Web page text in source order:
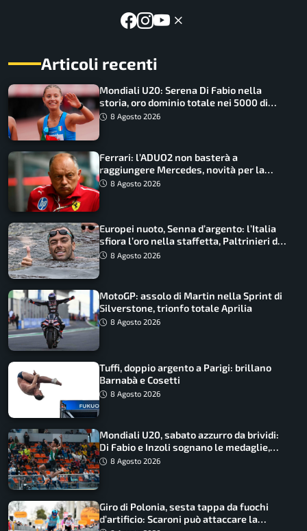
Articoli recenti
Mondiali U20: Serena Di Fabio nella
storia, oro dominio totale nei 5000 di
marcia
8 Agosto 2026
Ferrari: l’ADUO2 non basterà a
raggiungere Mercedes, novità per la
Macarena
8 Agosto 2026
Europei nuoto, Senna d’argento: l’Italia
sfiora l’oro nella staffetta, Paltrinieri da
urlo, il bilancio azzurro
8 Agosto 2026
MotoGP: assolo di Martin nella Sprint di
Silverstone, trionfo totale Aprilia
8 Agosto 2026
Tuffi, doppio argento a Parigi: brillano
Barnabà e Cosetti
8 Agosto 2026
Mondiali U20, sabato azzurro da brividi:
Di Fabio e Inzoli sognano le medaglie,
Castellani e Succo in finale
8 Agosto 2026
Giro di Polonia, sesta tappa da fuochi
d’artificio: Scaroni può attaccare la